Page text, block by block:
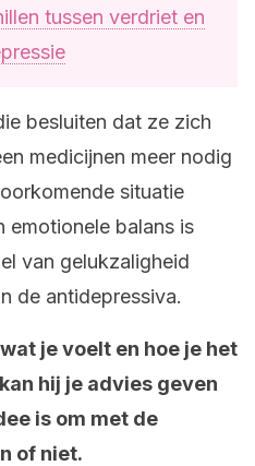
tussen verdriet en
besluiten dat ze zich
medicijnen meer nodig
situatie
emotionele balans is
van gelukzaligheid
de antidepressiva.
je voelt en hoe je het
hij je advies geven
is om met de
of niet.